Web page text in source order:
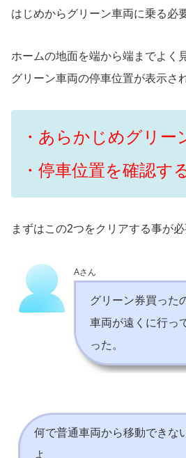
はじめからグリーン車両に乗る必
ホームの地面を端から端までよく
グリーン車両の停車位置が表示さ
・あらかじめグリー
・停車位置を確認す
まずはこの2つをクリアする事が必
Aさん
グリーン券買った
車両が遠くに行っ
った。
何で普通車両から移動できな
よ